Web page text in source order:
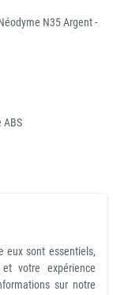
N35 Argent -
ABS
à préhension au
en plastique, aimant
eux sont essentiels,
votre expérience
sur notre